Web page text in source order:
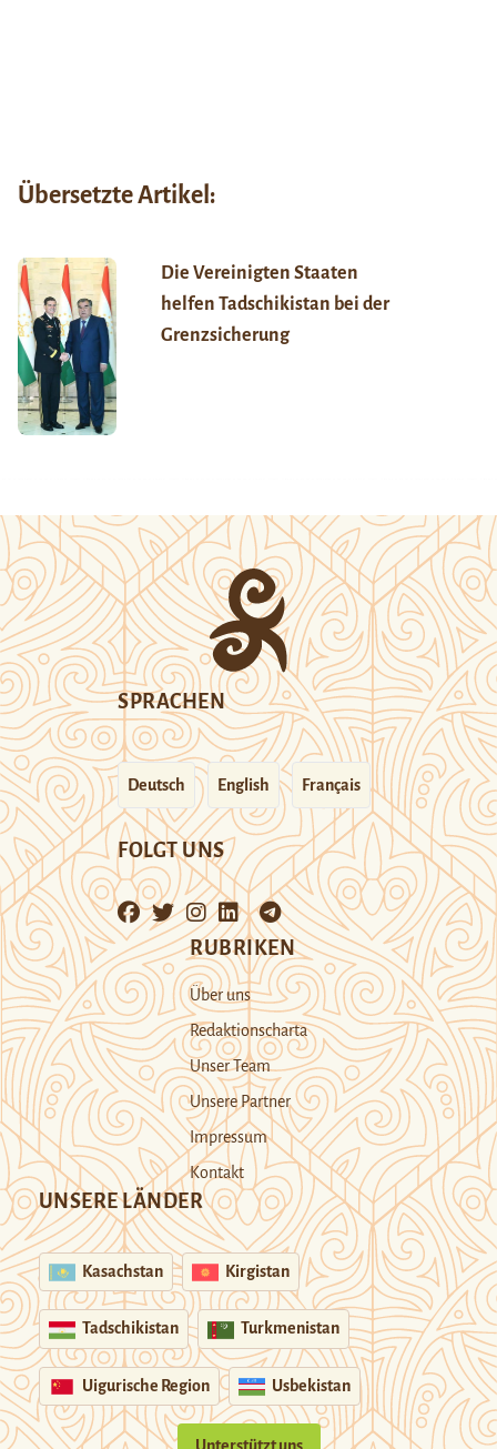
Übersetzte Artikel:
Die Vereinigten Staaten
helfen Tadschikistan bei der
Grenzsicherung
SPRACHEN
Deutsch English Français
FOLGT UNS
RUBRIKEN
Über uns
Redaktionscharta
Unser Team
Unsere Partner
Impressum
Kontakt
UNSERE LÄNDER
Kasachstan Kirgistan
Tadschikistan Turkmenistan
Uigurische Region Usbekistan
Unterstützt uns